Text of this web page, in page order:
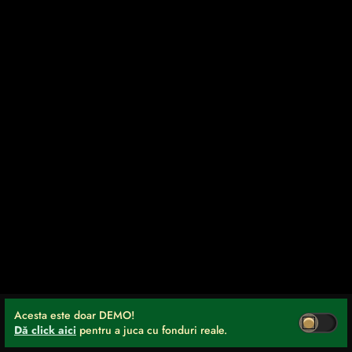
Acesta este doar DEMO!
Dă click aici pentru a juca cu fonduri reale.